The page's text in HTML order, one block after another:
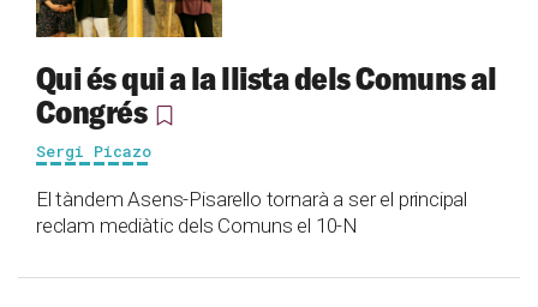
Qui és qui a la llista dels Comuns al
Congrés
Sergi Picazo
El tàndem Asens-Pisarello tornarà a ser el principal
reclam mediàtic dels Comuns el 10-N